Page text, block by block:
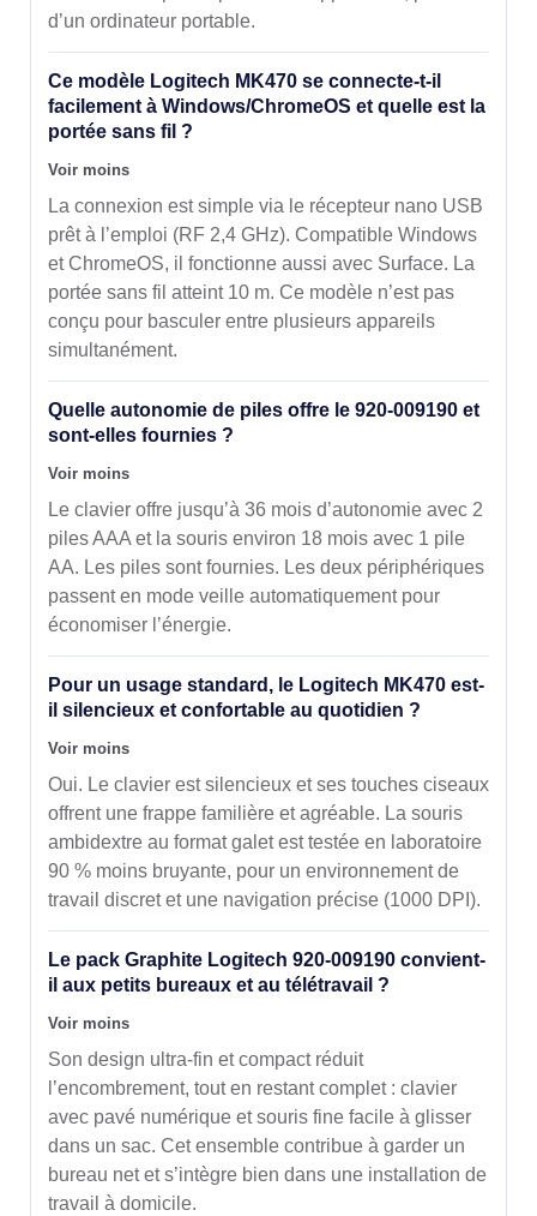
d’un ordinateur portable.
Ce modèle Logitech MK470 se connecte-t-il
facilement à Windows/ChromeOS et quelle est la
portée sans fil ?
Voir moins
La connexion est simple via le récepteur nano USB
prêt à l’emploi (RF 2,4 GHz). Compatible Windows
et ChromeOS, il fonctionne aussi avec Surface. La
portée sans fil atteint 10 m. Ce modèle n’est pas
conçu pour basculer entre plusieurs appareils
simultanément.
Quelle autonomie de piles offre le 920-009190 et
sont-elles fournies ?
Voir moins
Le clavier offre jusqu’à 36 mois d’autonomie avec 2
piles AAA et la souris environ 18 mois avec 1 pile
AA. Les piles sont fournies. Les deux périphériques
passent en mode veille automatiquement pour
économiser l’énergie.
Pour un usage standard, le Logitech MK470 est-
il silencieux et confortable au quotidien ?
Voir moins
Oui. Le clavier est silencieux et ses touches ciseaux
offrent une frappe familière et agréable. La souris
ambidextre au format galet est testée en laboratoire
90 % moins bruyante, pour un environnement de
travail discret et une navigation précise (1000 DPI).
Le pack Graphite Logitech 920-009190 convient-
il aux petits bureaux et au télétravail ?
Voir moins
Son design ultra-fin et compact réduit
l’encombrement, tout en restant complet : clavier
avec pavé numérique et souris fine facile à glisser
dans un sac. Cet ensemble contribue à garder un
bureau net et s’intègre bien dans une installation de
travail à domicile.